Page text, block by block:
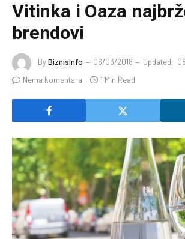
Vitinka i Oaza
brendovi
ByBiznisInfo 06/03/2018 Updated:
Nema komentara
1 Min Read